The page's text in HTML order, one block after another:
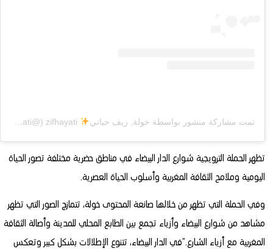
تمت مشاركة منشور بواسطة ‏‎خولة, زيف حياتي
تظهر الحملة الترويجية شوارع الدار البيضاء في مناطق حضرية مختلفة تصور الحياة
اليومية وملامح الثقافة المغربية وأسلوب الحياة العصرية.
وفي الحملة التي تظهر من خلالها صانعة المحتوى خولة، تتمازج الصور التي تظهر
مشاهد من شوارع البيضاء وأزياء تجمع بين الطابع المحلي للمدينة وأصالة الثقافة
المغربية مع أزياء الشارع.”في الدار البيضاء، تتنوع الإطلالات بشكل كبير وتعكس